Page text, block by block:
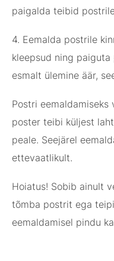
paigalda teibid
4. Eemalda postrile
kleepsud ning paiguta
esmalt ülemine äär,
Postri
poster teibi küljest
peale. Seejärel
ettevaatlikult.
Hoiatus! Sobib ainult
tõmba postrit ega
eemaldamisel pindu